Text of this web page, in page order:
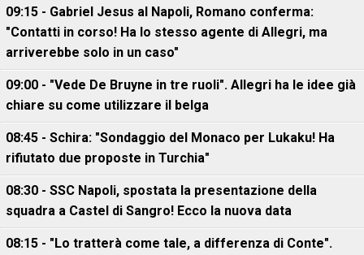
09:15 - Gabriel Jesus al Napoli, Romano conferma:
"Contatti in corso! Ha lo stesso agente di Allegri, ma
arriverebbe solo in un caso"
09:00 - "Vede De Bruyne in tre ruoli". Allegri ha le idee già
chiare su come utilizzare il belga
08:45 - Schira: "Sondaggio del Monaco per Lukaku! Ha
rifiutato due proposte in Turchia"
08:30 - SSC Napoli, spostata la presentazione della
squadra a Castel di Sangro! Ecco la nuova data
08:15 - "Lo tratterà come tale, a differenza di Conte".